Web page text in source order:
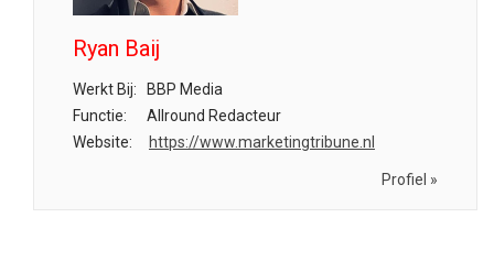
Ryan Baij
Werkt Bij:
BBP Media
Functie:
Allround Redacteur
Website:
https://www.marketingtribune.nl
Profiel »